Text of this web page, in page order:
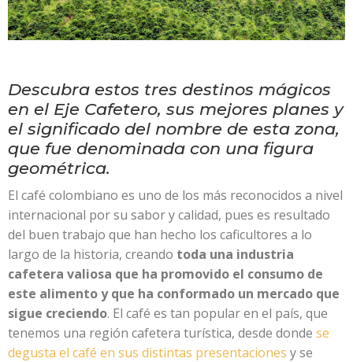
Descubra estos tres destinos mágicos
en el Eje Cafetero, sus mejores planes y
el significado del nombre de esta zona,
que fue denominada con una figura
geométrica.
El café colombiano es uno de los más reconocidos a nivel
internacional por su sabor y calidad, pues es resultado
del buen trabajo que han hecho los caficultores a lo
largo de la historia, creando toda una industria
cafetera valiosa que ha promovido el consumo de
este alimento y que ha conformado un mercado que
sigue creciendo. El café es tan popular en el país, que
tenemos una región cafetera turística, desde donde se
degusta el café en sus distintas presentaciones y se